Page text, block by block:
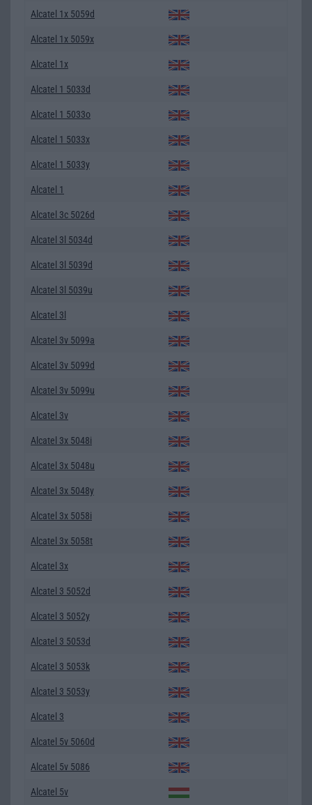
Alcatel 1x 5059d
Alcatel 1x 5059x
Alcatel 1x
Alcatel 1 5033d
Alcatel 1 5033o
Alcatel 1 5033x
Alcatel 1 5033y
Alcatel 1
Alcatel 3c 5026d
Alcatel 3l 5034d
Alcatel 3l 5039d
Alcatel 3l 5039u
Alcatel 3l
Alcatel 3v 5099a
Alcatel 3v 5099d
Alcatel 3v 5099u
Alcatel 3v
Alcatel 3x 5048i
Alcatel 3x 5048u
Alcatel 3x 5048y
Alcatel 3x 5058i
Alcatel 3x 5058t
Alcatel 3x
Alcatel 3 5052d
Alcatel 3 5052y
Alcatel 3 5053d
Alcatel 3 5053k
Alcatel 3 5053y
Alcatel 3
Alcatel 5v 5060d
Alcatel 5v 5086
Alcatel 5v